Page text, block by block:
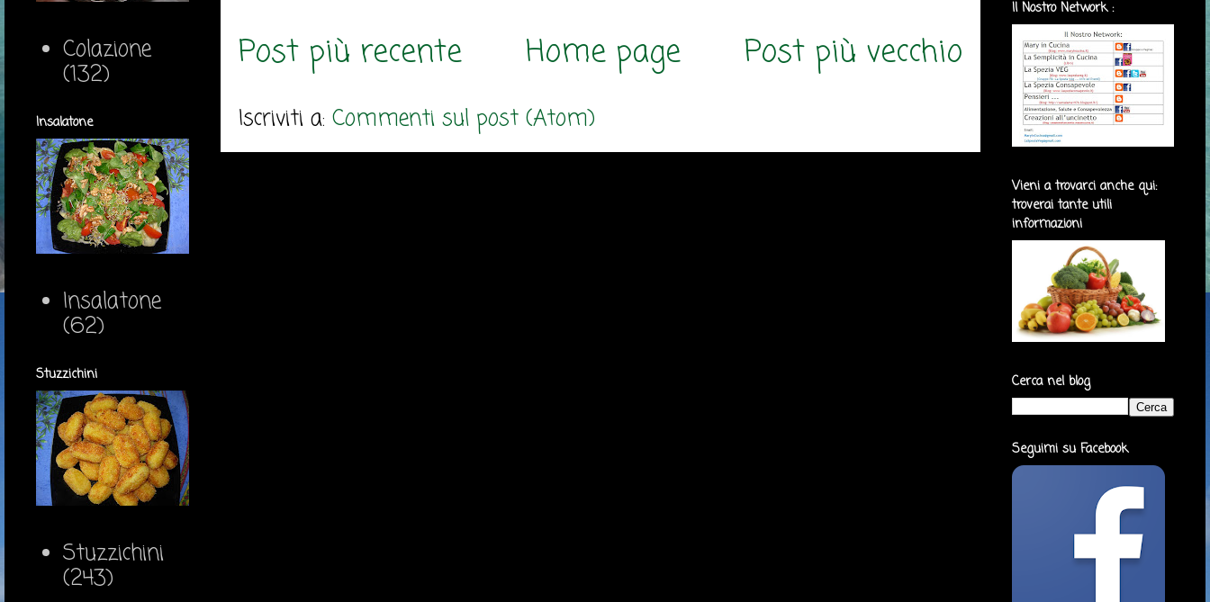
Post più recente Post più vecchio
Home page
Iscriviti a: Commenti sul post (Atom)
Colazione
(132)
Insalatone
Insalatone
(62)
Stuzzichini
Stuzzichini
(243)
Il Nostro Network :
Vieni a trovarci anche qui:
troverai tante utili
informazioni
Cerca nel blog
Seguimi su Facebook